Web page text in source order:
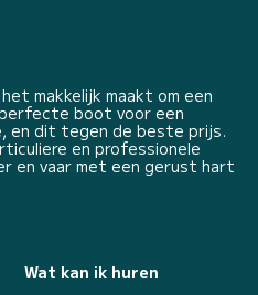
makkelijk maakt om een
boot voor een
en dit tegen de beste prijs.
en professionele
en vaar met een gerust hart
Wat kan ik huren